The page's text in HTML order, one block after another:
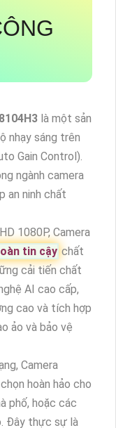
là một sản
sáng trên
Gain Control).
ngành camera
ninh chất
1080P, Camera
tin cậy chất
cải tiến chất